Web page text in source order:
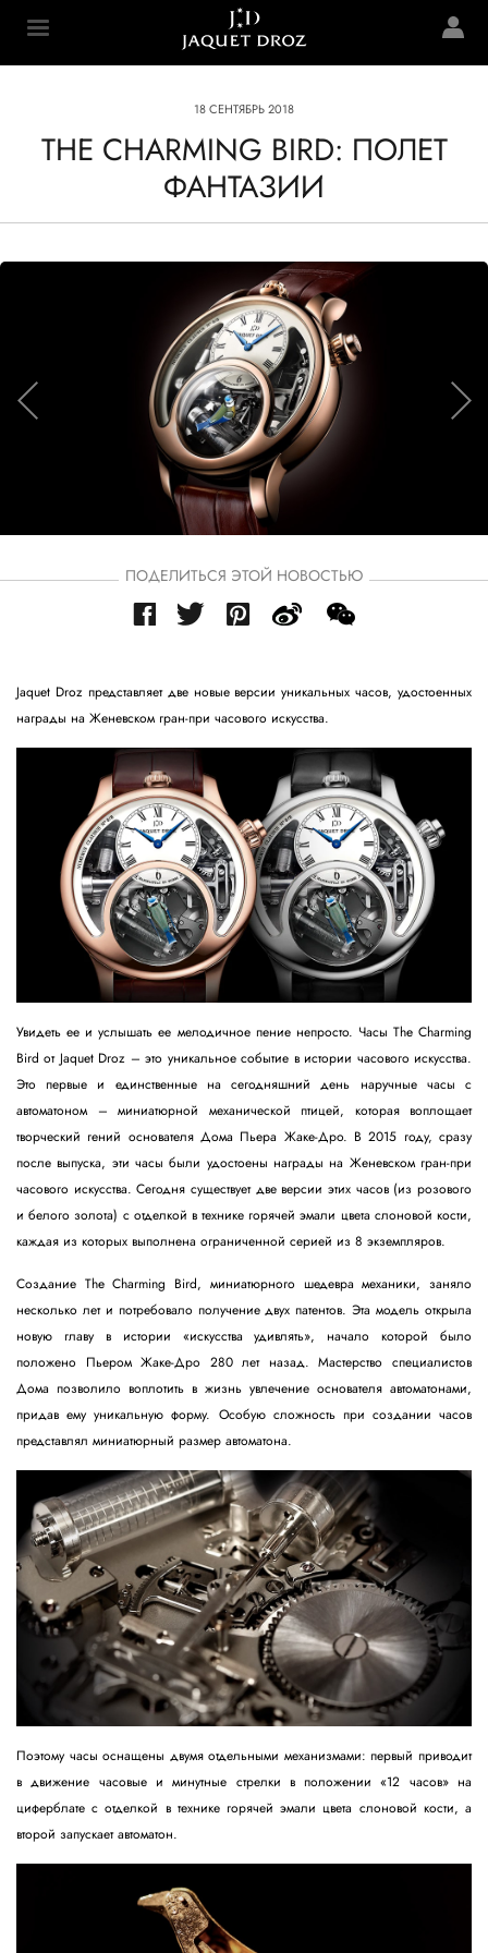
content
Jaquet Droz
18 СЕНТЯБРЬ 2018
THE CHARMING BIRD: ПОЛЕТ
ФАНТАЗИИ
ПОДЕЛИТЬСЯ ЭТОЙ НОВОСТЬЮ
Jaquet Droz представляет две новые версии уникальных часов, удостоенных
награды на Женевском гран-при часового искусства.
Увидеть ее и услышать ее мелодичное пение непросто. Часы The Charming
Bird от Jaquet Droz – это уникальное событие в истории часового искусства.
Это первые и единственные на сегодняшний день наручные часы с
автоматоном – миниатюрной механической птицей, которая воплощает
творческий гений основателя Дома Пьера Жаке-Дро. В 2015 году, сразу
после выпуска, эти часы были удостоены награды на Женевском гран-при
часового искусства. Сегодня существует две версии этих часов (из розового
и белого золота) с отделкой в технике горячей эмали цвета слоновой кости,
каждая из которых выполнена ограниченной серией из 8 экземпляров.
Создание The Charming Bird, миниатюрного шедевра механики, заняло
несколько лет и потребовало получение двух патентов. Эта модель открыла
новую главу в истории «искусства удивлять», начало которой было
положено Пьером Жаке-Дро 280 лет назад. Мастерство специалистов
Дома позволило воплотить в жизнь увлечение основателя автоматонами,
придав ему уникальную форму. Особую сложность при создании часов
представлял миниатюрный размер автоматона.
Поэтому часы оснащены двумя отдельными механизмами: первый приводит
в движение часовые и минутные стрелки в положении «12 часов» на
циферблате с отделкой в технике горячей эмали цвета слоновой кости, а
второй запускает автоматон.